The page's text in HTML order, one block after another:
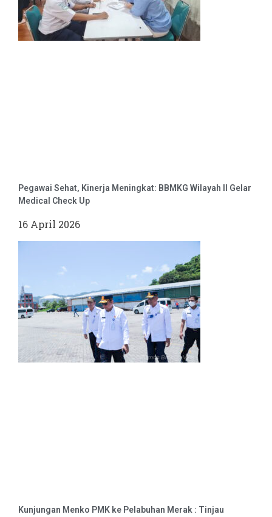
Pegawai Sehat, Kinerja Meningkat: BBMKG Wilayah II Gelar
Medical Check Up
16 April 2026
Kunjungan Menko PMK ke Pelabuhan Merak : Tinjau